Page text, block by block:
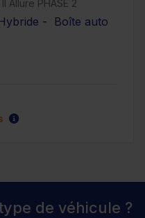
Allure PHASE 2
- Boîte auto
de véhicule ?